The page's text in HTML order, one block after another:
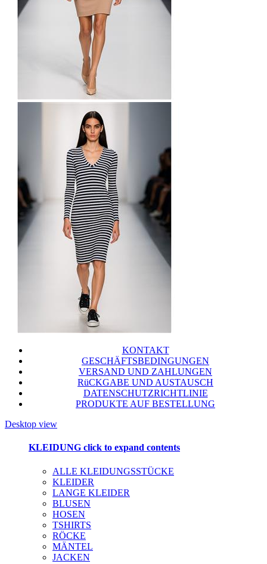
KONTAKT
GESCHÄFTSBEDINGUNGEN
VERSAND UND ZAHLUNGEN
RüCKGABE UND AUSTAUSCH
DATENSCHUTZRICHTLINIE
PRODUKTE AUF BESTELLUNG
Desktop view
KLEIDUNG click to expand contents
ALLE KLEIDUNGSSTÜCKE
KLEIDER
LANGE KLEIDER
BLUSEN
HOSEN
TSHIRTS
RÖCKE
MÄNTEL
JACKEN